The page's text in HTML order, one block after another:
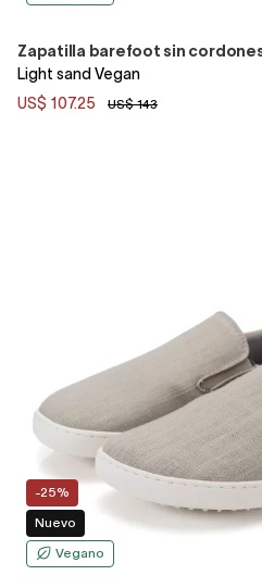
Zapatilla barefoot sin cordones
Light sand Vegan
US$ 107.25
US$ 143
-25%
Nuevo
Vegano